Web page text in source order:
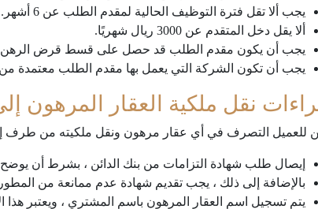
يجب ألا تقل فترة التوظيف الحالية لمقدم الطلب عن 6 أشهر.
ألا يقل دخل المتقدم عن 3000 ريال شهريًا.
يجب أن يكون مقدم الطلب قد حصل على قسط قرض الرهن
يجب أن تكون الشركة التي يعمل بها مقدم الطلب معتمدة من
نقل ملكية العقار المرهون
للعميل التصرف في أي عقار مرهون ونقل ملكيته من طرف إلى
إيصال طلب شهادة التزامات من بنك الدائن ، بشرط أن يوضح
بالإضافة إلى ذلك ، يجب تقديم شهادة عدم ممانعة من
يتم تسجيل اسم العقار المرهون باسم المشتري ، ويعتبر هذا